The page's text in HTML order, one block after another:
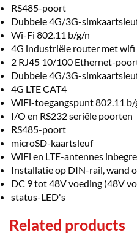
RS485-poort
Dubbele 4G/3G-
Wi-Fi 802.11 b/g/n
4G industriële router met wifi
2 RJ45 10/100 Ethernet-
Dubbele 4G/3G-
4G LTE CAT4
WiFi-toegangspunt 802.11 b/
I/O en RS232 seriële poorten
RS485-poort
microSD-kaartsleuf
WiFi en LTE-antennes
Installatie op DIN-rail, wand
DC 9 tot 48V voeding (48V
status-LED's
Related products